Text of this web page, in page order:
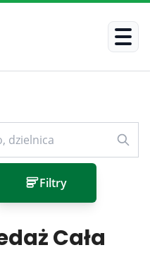
Filtry
Cała